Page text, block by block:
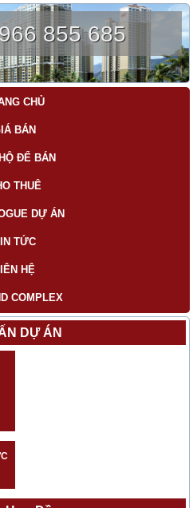
855 685
CHỦ
BÁN
ĐỂ BÁN
THUÊ
DỰ ÁN
TỨC
HỆ
COMPLEX
DỰ ÁN